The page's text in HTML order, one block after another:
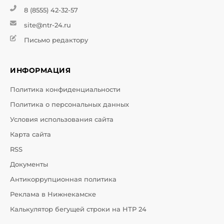
8 (8555) 42-32-57
site@ntr-24.ru
Письмо редактору
ИНФОРМАЦИЯ
Политика конфиденциальности
Политика о персональных данных
Условия использования сайта
Карта сайта
RSS
Документы
Антикоррупционная политика
Реклама в Нижнекамске
Калькулятор бегущей строки на НТР 24